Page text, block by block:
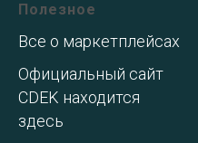
Полезное
Все о маркетплейсах
Официальный сайт
CDEK находится
здесь